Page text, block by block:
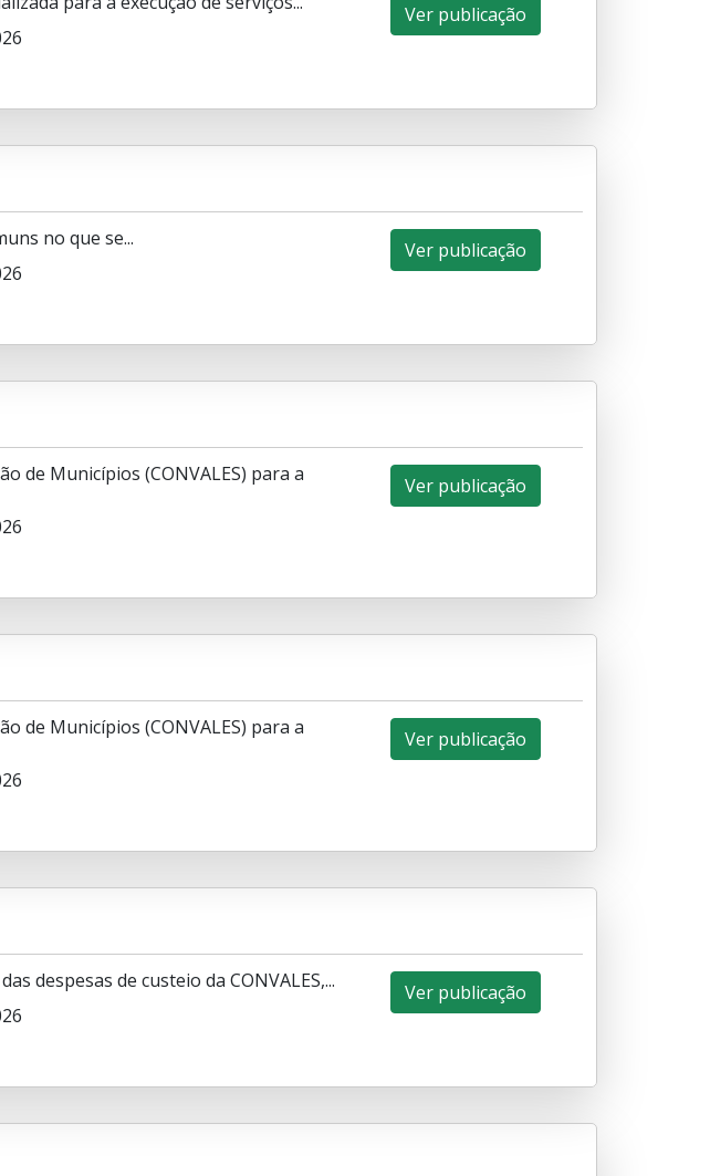
Ver publicação
no que se...
Ver publicação
de Municípios (CONVALES) para a Ver publicação
de Municípios (CONVALES) para a Ver publicação
despesas de custeio da CONVALES,...
Ver publicação